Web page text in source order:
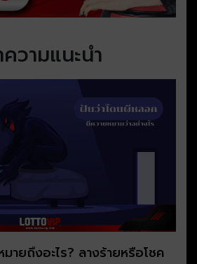
วามแนะนำ
ายถึงอะไร? ลางร้ายหรือโชค